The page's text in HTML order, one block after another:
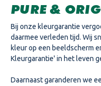
PURE &
Bij onze kleurgarantie
daarmee verleden tijd. Wij
kleur op een beeldscherm
Kleurgarantie' in het leven
Daarnaast garanderen we